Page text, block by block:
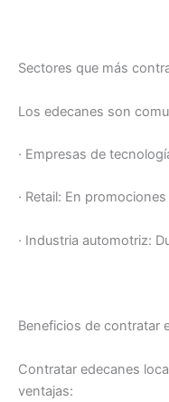
Sectores que más
Los edecanes son
· Empresas de
· Retail: En
· Industria automotriz:
Beneficios de contratar
Contratar edecanes
ventajas: